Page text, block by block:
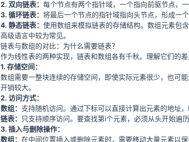
2. 双向链表： 每个节点有两个指针域，一个指向前驱节点，
3. 循环链表： 将最后一个节点的指针域指向头节点，形成一
4. 静态链表： 使用数组来模拟链表的存储结构。数组元素包
高级语言中较为常见。
链表与数组的对比：为什么需要链表？
作为线性表的两种实现，链表和数组各有千秋。理解它们的差
1. 存储空间：
数组需要一整块连续的存储空间，即使实际元素很少，也可
开销较大。
2. 访问方式：
数组： 支持随机访问。通过下标可以直接计算出元素的地址，
链表：
只支持顺序访问。要查找第i个元素，必须从头开始遍
3. 插入与删除操作：
数组： 在中间位置插入或删除元素时，需要移动大量元素以